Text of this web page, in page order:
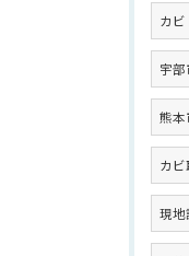
カ
宇部
熊本
カ
現地